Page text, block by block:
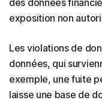
exposition non
Les violations de
données, qui
exemple, une fuite
laisse une base de